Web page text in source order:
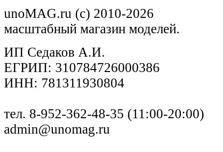
unoMAG.ru (c) 2010-2026
масштабный магазин моделей.
ИП Седаков А.И.
ЕГРИП: 310784726000386
ИНН: 781311930804
тел. 8-952-362-48-35 (11:00-20:00)
admin@unomag.ru